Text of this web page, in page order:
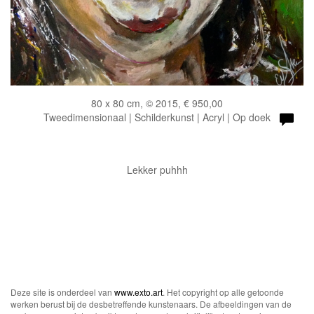
80 x 80 cm, © 2015, € 950,00
Tweedimensionaal | Schilderkunst | Acryl | Op doek
Lekker puhhh
Deze site is onderdeel van www.exto.art. Het copyright op alle getoonde
werken berust bij de desbetreffende kunstenaars. De afbeeldingen van de